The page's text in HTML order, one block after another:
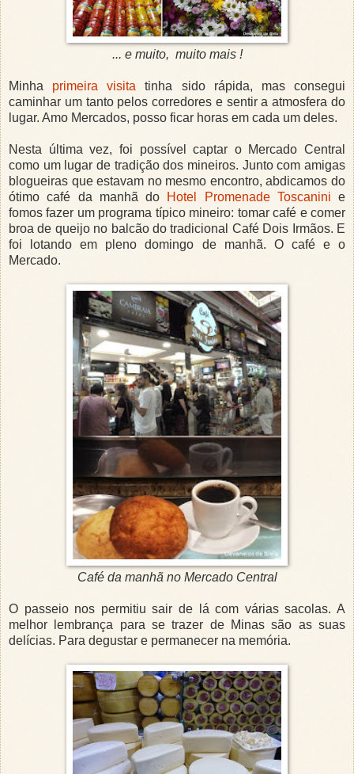
... e muito, muito mais !
Minha primeira visita tinha sido rápida, mas consegui
caminhar um tanto pelos corredores e sentir a atmosfera do
lugar. Amo Mercados, posso ficar horas em cada um deles.
Nesta última vez, foi possível captar o Mercado Central
como um lugar de tradição dos mineiros. Junto com amigas
blogueiras que estavam no mesmo encontro, abdicamos do
ótimo café da manhã do
Hotel Promenade Toscanini e
fomos fazer um programa típico mineiro: tomar café e comer
broa de queijo no balcão do tradicional Café Dois Irmãos. E
foi lotando em pleno domingo de manhã. O café e o
Mercado.
Café da manhã no Mercado Central
O passeio nos permitiu sair de lá com várias sacolas. A
melhor lembrança para se trazer de Minas são as suas
delícias. Para degustar e permanecer na memória.